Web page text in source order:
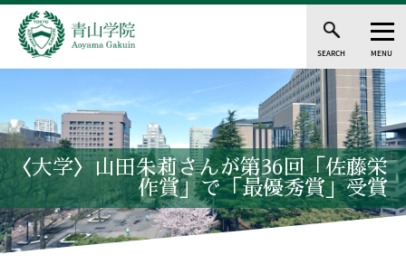
SEARCH MENU
〈大学〉山田朱莉さんが第36回「佐藤栄
作賞」で「最優秀賞」受賞